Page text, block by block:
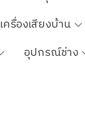
ครื่องเสียงบ้าน
อุปกรณ์ช่าง